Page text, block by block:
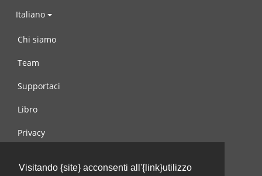
Visitando {site} acconsenti all'{link}utilizzo
Italiano
Chi siamo
Team
Supportaci
Libro
Privacy